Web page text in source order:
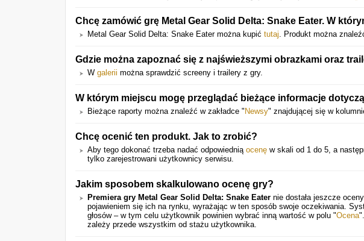
Chcę zamówić grę Metal Gear Solid Delta: Snake Eater. W
Metal Gear Solid Delta: Snake Eater można kupić tutaj. Produkt można
Gdzie można zapoznać się z najświeższymi obrazkami oraz
W galerii można sprawdzić screeny i trailery z gry.
W którym miejscu mogę przeglądać bieżące informacje
Bieżące raporty można znaleźć w zakładce " Newsy" znajdującej się w
Chcę ocenić ten produkt. Jak to zrobić?
Aby tego dokonać trzeba nadać odpowiednią ocenę w skali od 1 do 5, a
tylko zarejestrowani użytkownicy serwisu.
Jakim sposobem skalkulowano ocenę gry?
Premiera gry Metal Gear Solid Delta: Snake Eater nie dostała jeszcze
pojawieniem się ich na rynku, wyrażając w ten sposób swoje oczekiwania.
głosów – w tym celu użytkownik powinien wybrać inną wartość w polu "Ocena
zależy przede wszystkim od stażu użytkownika.